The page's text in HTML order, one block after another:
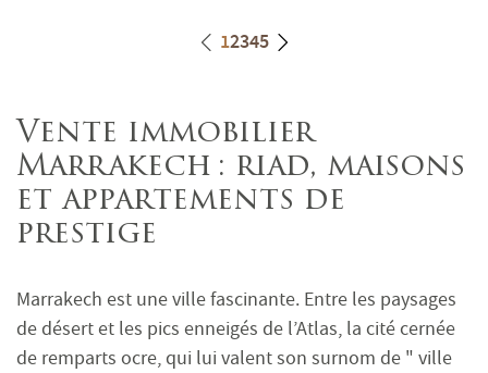
12345
Vente immobilier
Marrakech : riad, maisons
et appartements de
prestige
Marrakech est une ville fascinante. Entre les paysages
de désert et les pics enneigés de l’Atlas, la cité cernée
de remparts ocre, qui lui valent son surnom de " ville